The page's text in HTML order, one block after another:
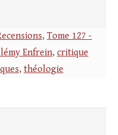
, Tome 127 -
Enfrein, critique
, théologie